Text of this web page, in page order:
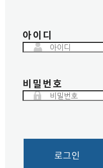
아이디
비밀번호
로그인